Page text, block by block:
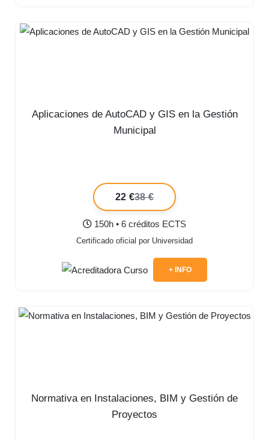
Aplicaciones de AutoCAD y GIS en la Gestión
Municipal
22 €38 €
150h • 6 créditos ECTS
Certificado oficial por Universidad
+ INFO
Normativa en Instalaciones, BIM y Gestión de
Proyectos